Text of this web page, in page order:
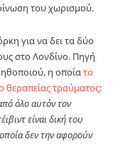
του χωρισμού.
για να δει τα δύο
στο Λονδίνο. Πηγή
η οποίατο
θεραπείας τραύματος:
όλο αυτόν τον
είναι δική του
δεν την αφορούν